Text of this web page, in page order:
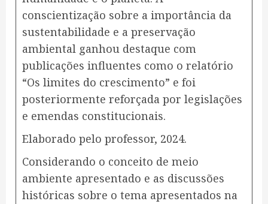
conscientização sobre a importância da
sustentabilidade e a preservação
ambiental ganhou destaque com
publicações influentes como o relatório
“Os limites do crescimento” e foi
posteriormente reforçada por legislações
e emendas constitucionais.
Elaborado pelo professor, 2024.
Considerando o conceito de meio
ambiente apresentado e as discussões
históricas sobre o tema apresentados na